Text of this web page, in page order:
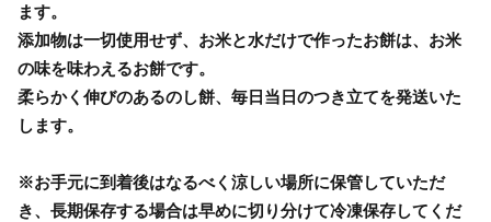
ます。
添加物は一切使用せず、お米と水だけで作ったお餅は、お米
の味を味わえるお餅です。
柔らかく伸びのあるのし餅、毎日当日のつき立てを発送いた
します。
※お手元に到着後はなるべく涼しい場所に保管していただ
き、長期保存する場合は早めに切り分けて冷凍保存してくだ